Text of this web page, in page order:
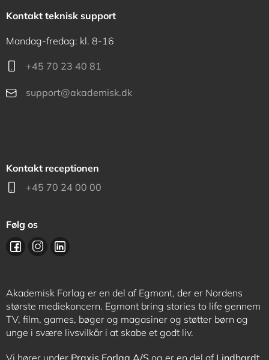
Kontakt teknisk support
Mandag-fredag: kl. 8-16
+45 70 23 40 81
support@akademisk.dk
Kontakt receptionen
+45 70 24 00 00
Følg os
Akademisk Forlag er en del af Egmont, der er Nordens
største mediekoncern. Egmont bring stories to life gennem
TV, film, games, bøger og magasiner og støtter børn og
unge i svære livsvilkår i at skabe et godt liv.
Vi hører under Praxis Forlag A/S og er en del af Lindhardt